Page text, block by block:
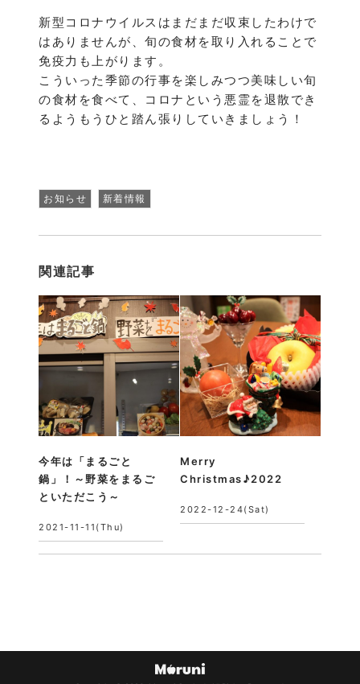
新型コロナウイルスはまだまだ収束したわけで
はありませんが、旬の食材を取り入れることで
免疫力も上がります。
こういった季節の行事を楽しみつつ美味しい旬
の食材を食べて、コロナという悪霊を退散でき
るようもうひと踏ん張りしていきましょう！
お知らせ 新着情報
関連記事
今年は「まるごと
鍋」！～野菜をまるご
といただこう～
2021-11-11(Thu)
Merry
Christmas♪2022
2022-12-24(Sat)